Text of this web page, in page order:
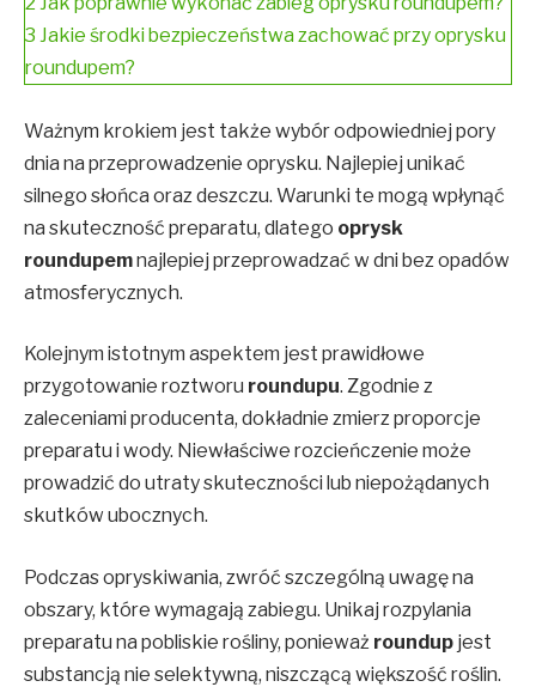
3 Jakie środki bezpieczeństwa zachować przy oprysku
roundupem?
Ważnym krokiem jest także wybór odpowiedniej pory
dnia na przeprowadzenie oprysku. Najlepiej unikać
silnego słońca oraz deszczu. Warunki te mogą wpłynąć
na skuteczność preparatu, dlatego oprysk
roundupemnajlepiej przeprowadzać w dni bez opadów
atmosferycznych.
Kolejnym istotnym aspektem jest prawidłowe
przygotowanie roztworu roundupu. Zgodnie z
zaleceniami producenta, dokładnie zmierz proporcje
preparatu i wody. Niewłaściwe rozcieńczenie może
prowadzić do utraty skuteczności lub niepożądanych
skutków ubocznych.
Podczas opryskiwania, zwróć szczególną uwagę na
obszary, które wymagają zabiegu. Unikaj rozpylania
preparatu na pobliskie rośliny, ponieważ roundup jest
substancją nie selektywną, niszczącą większość roślin.